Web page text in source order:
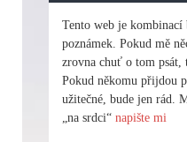
Tento web je kombinací
poznámek. Pokud mě
zrovna chuť o tom psát,
Pokud někomu přijdou
užitečné, bude jen rád.
„na srdci“ napište mi